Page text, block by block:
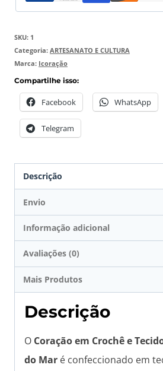
SKU: 1
Categoria: ARTESANATO E CULTURA
Marca: Icoração
Compartilhe isso:
Facebook WhatsApp
Telegram
Descrição
Envio
Informação adicional
Avaliações (0)
Mais Produtos
Descrição
O Coração em Crochê e
do Mar é confeccionado em